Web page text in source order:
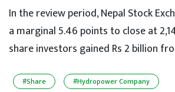
In the review period, Nepal Stock
a marginal 5.46 points to close at
share investors gained Rs 2 billion
#Share #Hydropower Company